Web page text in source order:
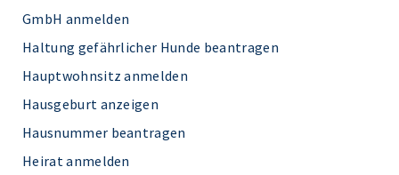
GmbH anmelden
Haltung gefährlicher Hunde beantragen
Hauptwohnsitz anmelden
Hausgeburt anzeigen
Hausnummer beantragen
Heirat anmelden